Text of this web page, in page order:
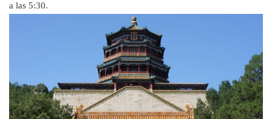
a las 5:30.